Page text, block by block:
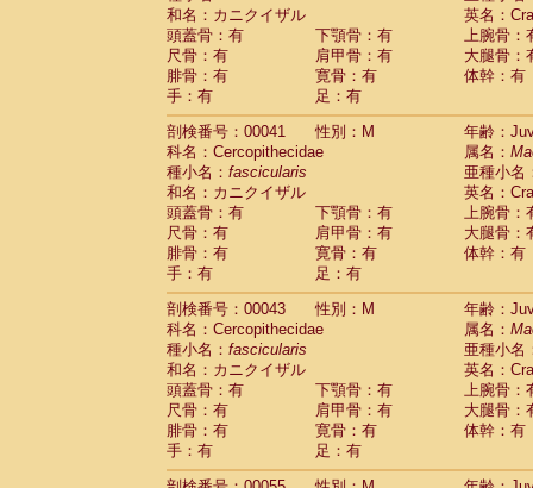
Cercopithecidae
Cercocebus
CercopithecidaeCercocebus
CercopithecidaeCercocebus
CercopithecidaeCercocebus hybrid(0)
CercopithecidaeCercocebus
CercopithecidaeLophocebus
Cercopithecidae
(0)
Cercopithecidae Papio cynocephalus
Cercopithecidae Papio hamadryas(0)
CercopithecidaePapio papio
CercopithecidaePapio
CercopithecidaeMandrillus
CercopithecidaeMandrillus sphinx
CercopithecidaeTheropithecus
CercopithecidaeMacaca arctoides(1)
Cercopithecidae Macaca assamensis
Cercopithecidae
Macaca
CercopithecidaeMacaca cyclopis (6)
CercopithecidaeMacaca fascicularis
CercopithecidaeMacaca fuscaca
CercopithecidaeMacaca fuscata
CercopithecidaeMacaca fuscata
和名：カニクイザル
英名：
頭蓋骨：有
下顎骨：有
上腕骨：
尺骨：有
肩甲骨：有
大腿骨：
腓骨：有
寛骨：有
体幹：有
手：有
足：有
剖検番号：00041
性別：M
年齢：
科名：Cercopithecidae
属名：
種小名： fascicularis
亜種小名
和名：カニクイザル
英名：
頭蓋骨：有
下顎骨：有
上腕骨：
尺骨：有
肩甲骨：有
大腿骨：
腓骨：有
寛骨：有
体幹：有
手：有
足：有
剖検番号：00043
性別：M
年齢：
科名：Cercopithecidae
属名：
種小名： fascicularis
亜種小名
和名：カニクイザル
英名：
頭蓋骨：有
下顎骨：有
上腕骨：
尺骨：有
肩甲骨：有
大腿骨：
腓骨：有
寛骨：有
体幹：有
手：有
足：有